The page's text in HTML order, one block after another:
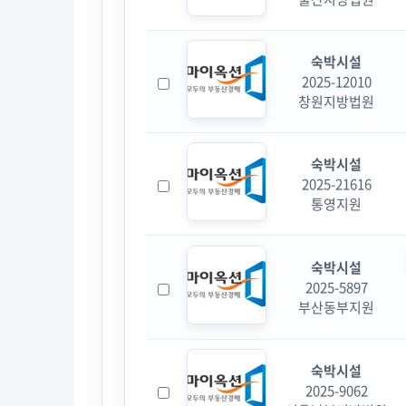
숙박시설
2025-12010
창원지방법원
숙박시설
2025-21616
통영지원
숙박시설
2025-5897
부산동부지원
숙박시설
2025-9062